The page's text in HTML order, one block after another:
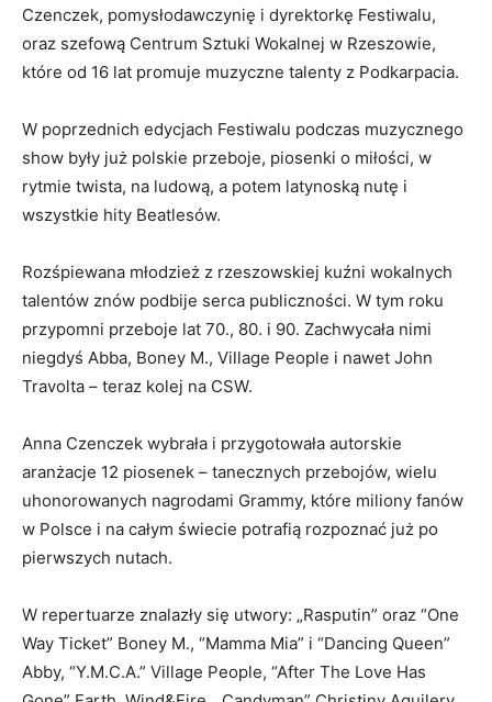
Czenczek, pomysłodawczynię i dyrektorkę Festiwalu,
oraz szefową Centrum Sztuki Wokalnej w Rzeszowie,
które od 16 lat promuje muzyczne talenty z Podkarpacia.
W poprzednich edycjach Festiwalu podczas muzycznego
show były już polskie przeboje, piosenki o miłości, w
rytmie twista, na ludową, a potem latynoską nutę i
wszystkie hity Beatlesów.
Rozśpiewana młodzież z rzeszowskiej kuźni wokalnych
talentów znów podbije serca publiczności. W tym roku
przypomni przeboje lat 70., 80. i 90. Zachwycała nimi
niegdyś Abba, Boney M., Village People i nawet John
Travolta – teraz kolej na CSW.
Anna Czenczek wybrała i przygotowała autorskie
aranżacje 12 piosenek – tanecznych przebojów, wielu
uhonorowanych nagrodami Grammy, które miliony fanów
w Polsce i na całym świecie potrafią rozpoznać już po
pierwszych nutach.
W repertuarze znalazły się utwory: „Rasputin” oraz “One
Way Ticket” Boney M., “Mamma Mia” i “Dancing Queen”
Abby, “Y.M.C.A.” Village People, “After The Love Has